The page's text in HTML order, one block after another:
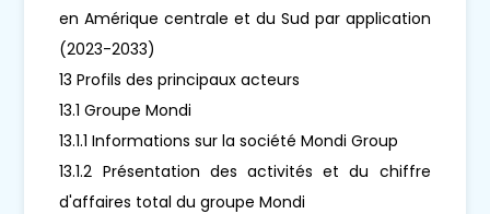
en Amérique centrale et du Sud par application
(2023-2033)
13 Profils des principaux acteurs
13.1 Groupe Mondi
13.1.1 Informations sur la société Mondi Group
13.1.2 Présentation des activités et du chiffre
d'affaires total du groupe Mondi